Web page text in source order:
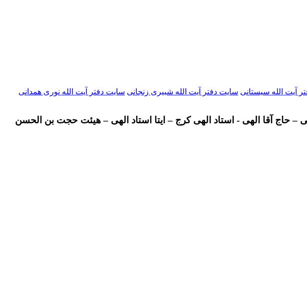
آیت الله سیستانی سایت دفتر آیت الله شبیری زنجانی سایت دفتر آیت الله نوری همدانی
حاج آقا الهی - استاد الهی کرج – ایتا استاد الهی – هیئت حجت بن الحسن